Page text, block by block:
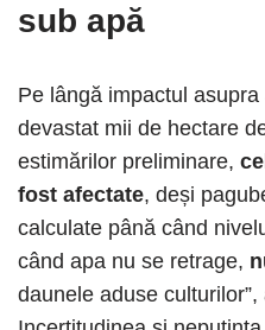
sub apă
Pe lângă impactul
devastat mii de hectare
estimărilor preliminare,
fost afectate, deși
calculate până când
când apa nu se retrage,
daunele aduse